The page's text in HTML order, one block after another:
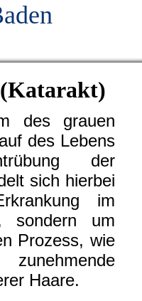
des grauen
des Lebens
der
sich hierbei
im
sondern um
Prozess, wie
Haare.